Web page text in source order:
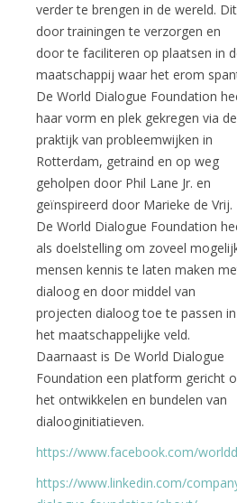
verder te brengen in de wereld. Dit
door trainingen te verzorgen en
door te faciliteren op plaatsen in
maatschappij waar het erom
De World Dialogue Foundation
haar vorm en plek gekregen via de
praktijk van probleemwijken in
Rotterdam, getraind en op weg
geholpen door Phil Lane Jr. en
geïnspireerd door Marieke de Vrij.
De World Dialogue Foundation
als doelstelling om zoveel
mensen kennis te laten maken
dialoog en door middel van
projecten dialoog toe te passen in
het maatschappelijke veld.
Daarnaast is De World Dialogue
Foundation een platform gericht
het ontwikkelen en bundelen van
dialooginitiatieven.
https://www.facebook.com/
https://www.linkedin.com/